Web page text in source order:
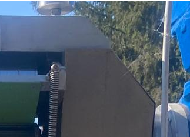
PER PASTA RIPIENA